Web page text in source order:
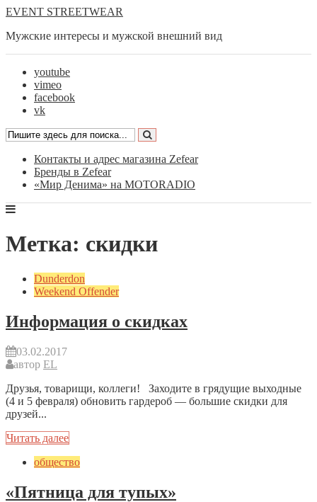
EVENT STREETWEAR
Мужские интересы и мужской внешний вид
youtube
vimeo
facebook
vk
Контакты и адрес магазина Zefear
Бренды в Zefear
«Мир Денима» на MOTORADIO
Метка: скидки
Dunderdon
Weekend Offender
Информация о скидках
03.02.2017
автор EL
Друзья, товарищи, коллеги! Заходите в грядущие выходные
(4 и 5 февраля) обновить гардероб — большие скидки для
друзей...
Читать далее
общество
«Пятница для тупых»